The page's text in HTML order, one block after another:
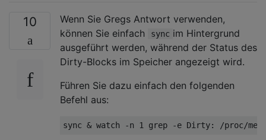
10
Wenn Sie Gregs Antwort verwenden,
können Sie einfach
sync im Hintergrund
ausgeführt werden, während der Status des
Dirty-Blocks im Speicher angezeigt wird.
Führen Sie dazu einfach den folgenden
Befehl aus: